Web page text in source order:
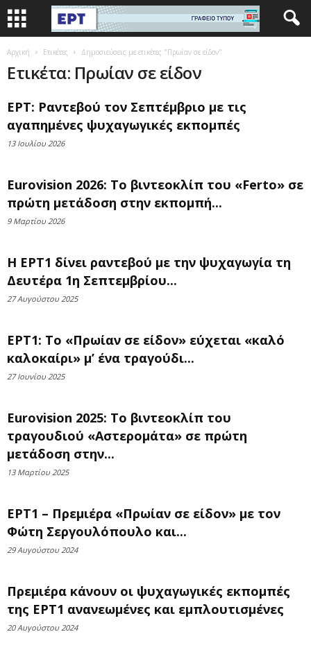
Αρχική Ετικέτες Δημοσιεύσεις με ετικέτες "Πρωίαν σε είδον"
Ετικέτα: Πρωίαν σε είδον
ΕΡΤ: Ραντεβού τον Σεπτέμβριο με τις
αγαπημένες ψυχαγωγικές εκπομπές
13 Ιουλίου 2026
Eurovision 2026: Το βιντεοκλίπ του «Ferto» σε
πρώτη μετάδοση στην εκπομπή...
9 Μαρτίου 2026
Η ΕΡΤ1 δίνει ραντεβού με την ψυχαγωγία τη
Δευτέρα 1η Σεπτεμβρίου...
27 Αυγούστου 2025
ΕΡΤ1: Το «Πρωίαν σε είδον» εύχεται «καλό
καλοκαίρι» μ’ ένα τραγούδι...
27 Ιουνίου 2025
Eurovision 2025: Το βιντεοκλίπ του
τραγουδιού «Αστερομάτα» σε πρώτη
μετάδοση στην...
13 Μαρτίου 2025
ΕΡΤ1 – Πρεμιέρα «Πρωίαν σε είδον» με τον
Φώτη Σεργουλόπουλο και...
29 Αυγούστου 2024
Πρεμιέρα κάνουν οι ψυχαγωγικές εκπομπές
της ΕΡΤ1 ανανεωμένες και εμπλουτισμένες
20 Αυγούστου 2024